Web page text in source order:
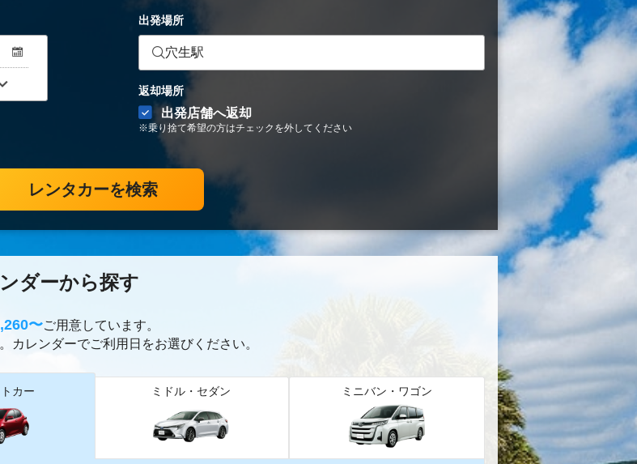
出発場所
穴生駅
返却場所
出発店舗へ返却
※乗り捨て希望の方はチェックを外してください
レンタカーを検索
ダーから探す
〜ご用意しています。
カレンダーでご利用日をお選びください。
カー ミドル・セダン ミニバン・ワゴン